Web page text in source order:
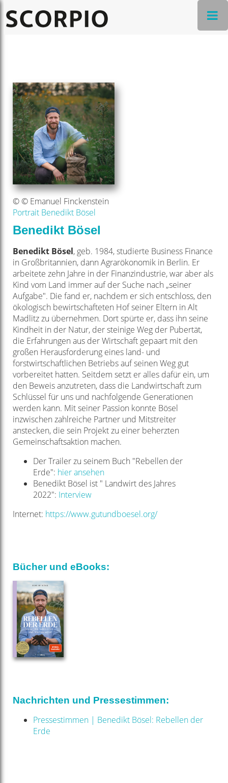
© © Emanuel Finckenstein
Portrait Benedikt Bösel
Benedikt Bösel
Benedikt Bösel, geb. 1984, studierte Business Finance
in Großbritannien, dann Agrarökonomik in Berlin. Er
arbeitete zehn Jahre in der Finanzindustrie, war aber als
Kind vom Land immer auf der Suche nach „seiner
Aufgabe". Die fand er, nachdem er sich entschloss, den
ökologisch bewirtschafteten Hof seiner Eltern in Alt
Madlitz zu übernehmen. Dort spürte er, dass ihn seine
Kindheit in der Natur, der steinige Weg der Pubertät,
die Erfahrungen aus der Wirtschaft gepaart mit den
großen Herausforderung eines land- und
forstwirtschaftlichen Betriebs auf seinen Weg gut
vorbereitet hatten. Seitdem setzt er alles dafür ein, um
den Beweis anzutreten, dass die Landwirtschaft zum
Schlüssel für uns und nachfolgende Generationen
werden kann. Mit seiner Passion konnte Bösel
inzwischen zahlreiche Partner und Mitstreiter
anstecken, die sein Projekt zu einer beherzten
Gemeinschaftsaktion machen.
Der Trailer zu seinem Buch "Rebellen der
Erde": hier ansehen
Benedikt Bösel ist " Landwirt des Jahres
2022": Interview
Internet: https://www.gutundboesel.org/
Bücher und eBooks:
Nachrichten und Pressestimmen:
Pressestimmen | Benedikt Bösel: Rebellen der
Erde